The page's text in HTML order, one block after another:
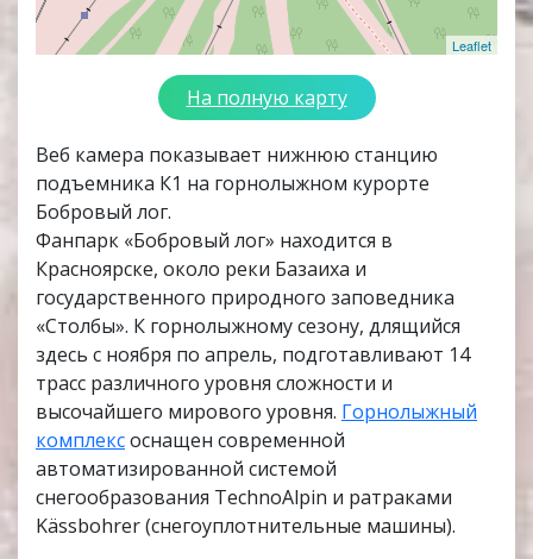
Leaflet
На полную карту
Веб камера показывает нижнюю станцию
подъемника К1 на горнолыжном курорте
Бобровый лог.
Фанпарк «Бобровый лог» находится в
Красноярске, около реки Базаиха и
государственного природного заповедника
«Столбы». К горнолыжному сезону, длящийся
здесь с ноября по апрель, подготавливают 14
трасс различного уровня сложности и
высочайшего мирового уровня. Горнолыжный
комплексоснащен современной
автоматизированной системой
снегообразования TechnoAlpin и ратраками
Kässbohrer (снегоуплотнительные машины).